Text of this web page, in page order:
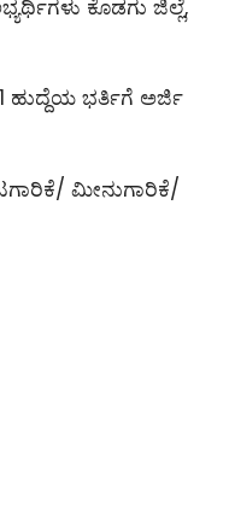
ಕೊಡಗು ಜಿಲ್ಲೆ,
ಹುದ್ದೆಯ ಭರ್ತಿಗೆ ಅರ್ಜಿ
ಮೀನುಗಾರಿಕೆ/